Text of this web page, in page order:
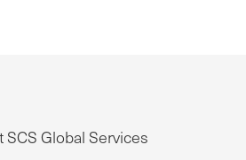
Global Services